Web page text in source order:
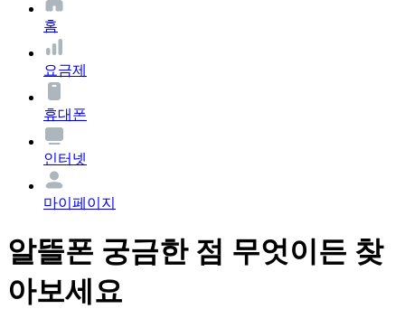
홈
요금제
휴대폰
인터넷
마이페이지
알뜰폰 궁금한 점 무엇이든 찾
아보세요